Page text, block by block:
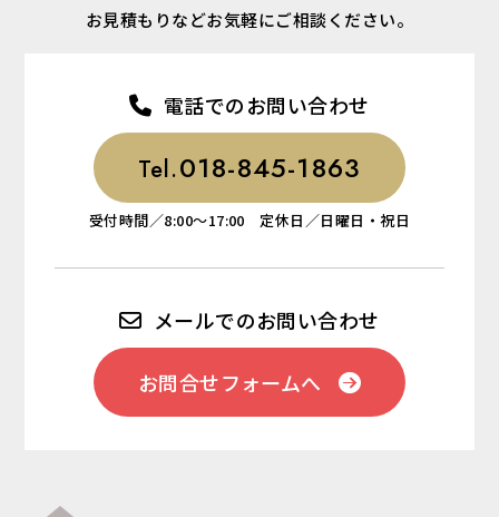
お見積もりなどお気軽にご相談ください。
電話でのお問い合わせ
Tel.018-845-1863
受付時間／8:00～17:00 定休日／日曜日・祝日
メールでのお問い合わせ
お問合せフォームへ